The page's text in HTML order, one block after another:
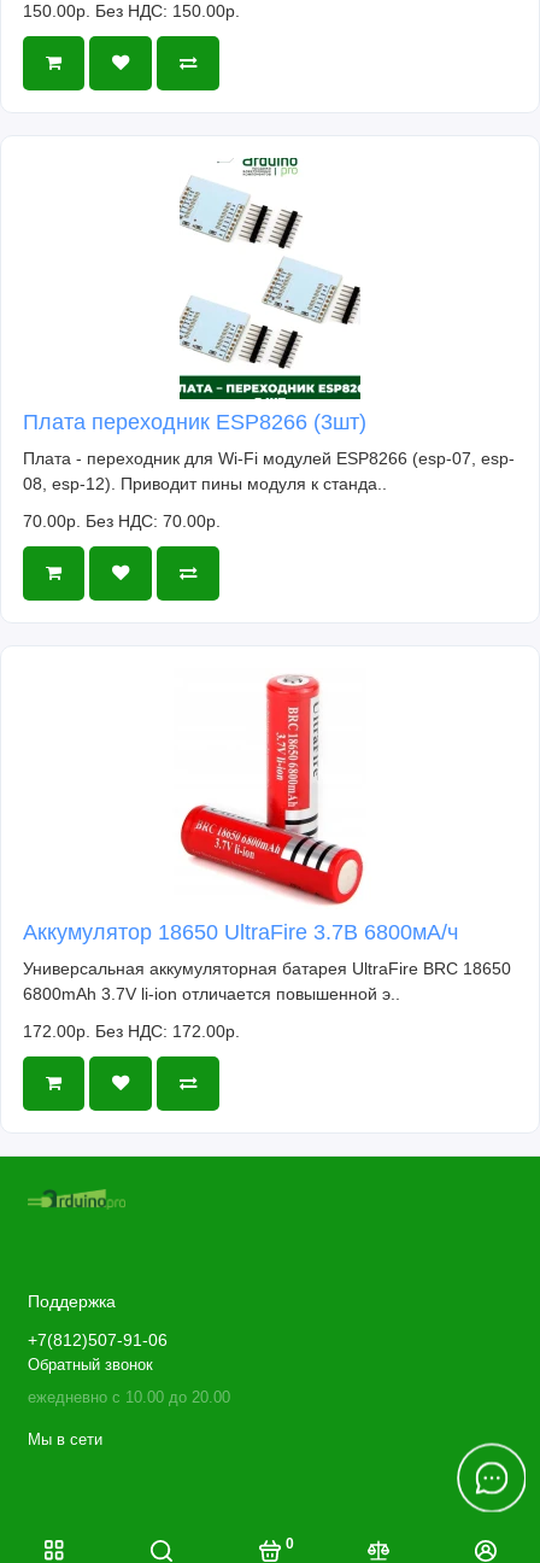
0
150.00р. Без НДС: 150.00р.
Плата переходник ESP8266 (3шт)
Плата - переходник для Wi-Fi модулей ESP8266 (esp-07, esp-
08, esp-12). Приводит пины модуля к станда..
70.00р. Без НДС: 70.00р.
Аккумулятор 18650 UltraFire 3.7В 6800мА/ч
Универсальная аккумуляторная батарея UltraFire BRC 18650
6800mAh 3.7V li-ion отличается повышенной э..
172.00р. Без НДС: 172.00р.
Поддержка
+7(812)507-91-06
Обратный звонок
ежедневно с 10.00 до 20.00
Мы в сети